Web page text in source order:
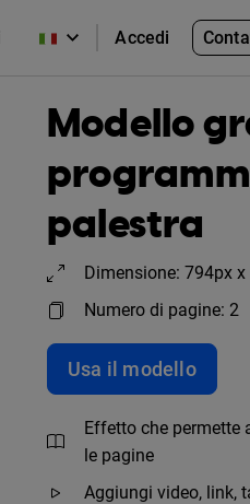
Accedi
Modello
palestra
Dimensione: 794px
Numero di pagine: 2
Usa il modello
Effetto che permette
le pagine
Aggiungi video, link,